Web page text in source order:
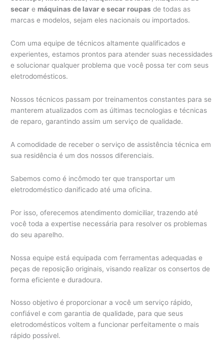
secar e máquinas de lavar e secar roupas de todas as
marcas e modelos, sejam eles nacionais ou importados.
Com uma equipe de técnicos altamente qualificados e
experientes, estamos prontos para atender suas necessidades
e solucionar qualquer problema que você possa ter com seus
eletrodomésticos.
Nossos técnicos passam por treinamentos constantes para se
manterem atualizados com as últimas tecnologias e técnicas
de reparo, garantindo assim um serviço de qualidade.
A comodidade de receber o serviço de assistência técnica em
sua residência é um dos nossos diferenciais.
Sabemos como é incômodo ter que transportar um
eletrodoméstico danificado até uma oficina.
Por isso, oferecemos atendimento domiciliar, trazendo até
você toda a expertise necessária para resolver os problemas
do seu aparelho.
Nossa equipe está equipada com ferramentas adequadas e
peças de reposição originais, visando realizar os consertos de
forma eficiente e duradoura.
Nosso objetivo é proporcionar a você um serviço rápido,
confiável e com garantia de qualidade, para que seus
eletrodomésticos voltem a funcionar perfeitamente o mais
rápido possível.